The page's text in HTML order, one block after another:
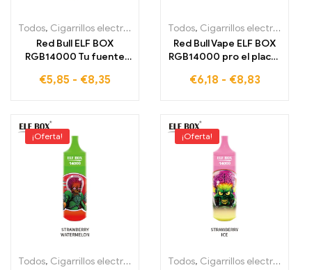
Todos, Cigarrillos electrónicos desechables ,Cigarrillos
Red Bull ELF BOX
RGB14000 Tu fuente
y diseño futurista
€5,85 - €8,35
Todos, Cigarrillos electrónicos desechables
Red Bull Vape ELF BOX
RGB14000 pro el placer
un momento lleno de
€6,18 - €8,83
¡Oferta!
Todos, Cigarrillos electrónicos desechables ,Cigarrillos
¡Oferta!
Todos, Cigarrillos electrónicos desechables